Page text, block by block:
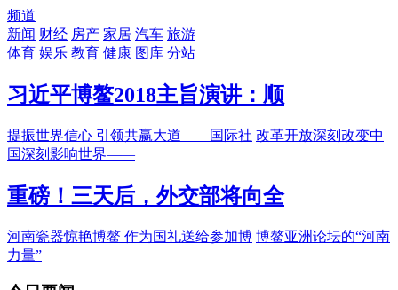
频道
新闻 财经 房产 家居 汽车 旅游
体育 娱乐 教育 健康 图库 分站
习近平博鳌2018主旨演讲：顺
提振世界信心 引领共赢大道——国际社 改革开放深刻改变中
国深刻影响世界——
重磅！三天后，外交部将向全
河南瓷器惊艳博鳌 作为国礼送给参加博 博鳌亚洲论坛的“河南
力量”